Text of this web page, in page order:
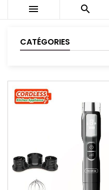
 
CATÉGORIES